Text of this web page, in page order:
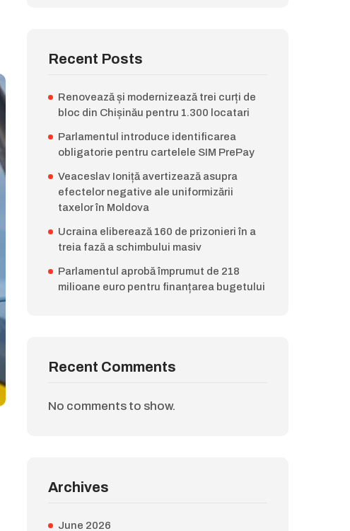
Recent Posts
Renovează și modernizează trei curți de
bloc din Chișinău pentru 1.300 locatari
Parlamentul introduce identificarea
obligatorie pentru cartelele SIM PrePay
Veaceslav Ioniță avertizează asupra
efectelor negative ale uniformizării
taxelor în Moldova
Ucraina eliberează 160 de prizonieri în a
treia fază a schimbului masiv
Parlamentul aprobă împrumut de 218
milioane euro pentru finanțarea bugetului
Recent Comments
No comments to show.
Archives
June 2026